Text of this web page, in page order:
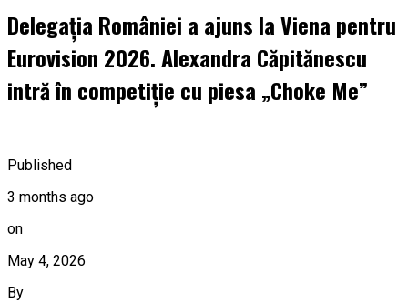
Delegația României a ajuns la Viena pentru
Eurovision 2026. Alexandra Căpitănescu
intră în competiție cu piesa „Choke Me”
Published
3 months ago
on
May 4, 2026
By